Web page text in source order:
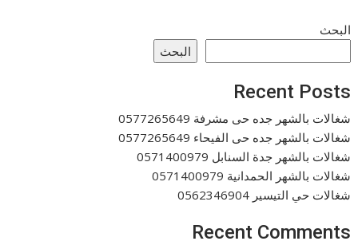
البحث
البحث
Recent Posts
شغالات بالشهر جده حى مشرفة 0577265649
شغالات بالشهر جده حى الفيحاء 0577265649
شغالات بالشهر جدة السنابل 0571400979
شغالات بالشهر الحمدانية 0571400979
شغالات حي التيسير 0562346904
Recent Comments